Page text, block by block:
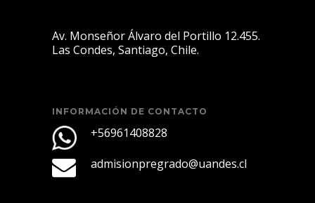
Av. Monseñor Álvaro del Portillo 12.455.
Las Condes, Santiago, Chile.
INFORMACIÓN DE CONTACTO
+56961408828
admisionpregrado@uandes.cl